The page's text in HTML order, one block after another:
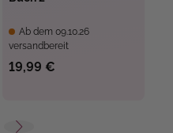
Ab dem 09.10.26
versandbereit
19,99 €